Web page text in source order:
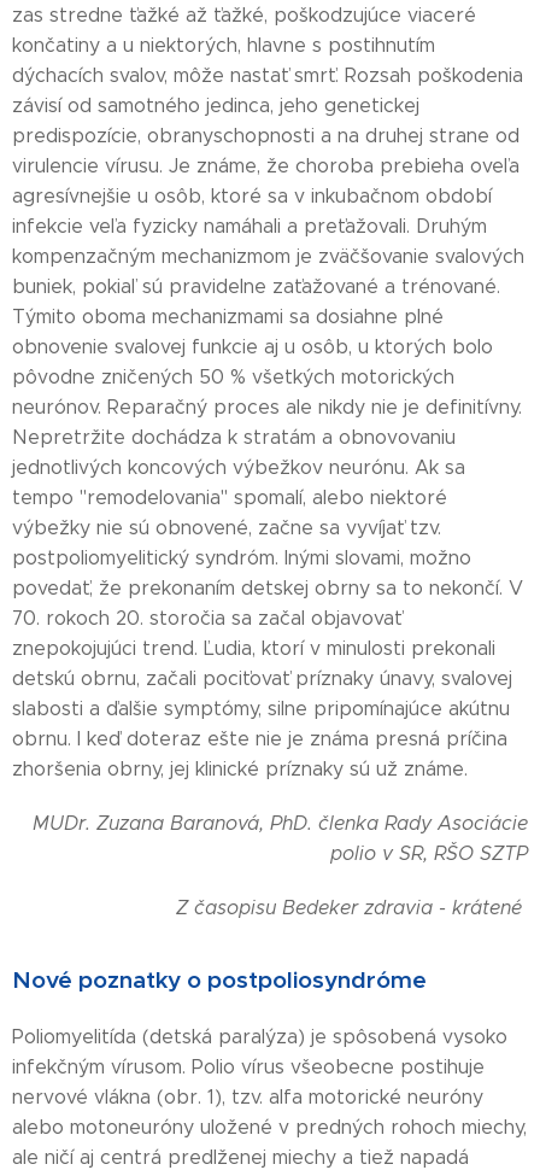
zas stredne ťažké až ťažké, poškodzujúce viaceré
končatiny a u niektorých, hlavne s postihnutím
dýchacích svalov, môže nastať smrť. Rozsah poškodenia
závisí od samotného jedinca, jeho genetickej
predispozície, obranyschopnosti a na druhej strane od
virulencie vírusu. Je známe, že choroba prebieha oveľa
agresívnejšie u osôb, ktoré sa v inkubačnom období
infekcie veľa fyzicky namáhali a preťažovali. Druhým
kompenzačným mechanizmom je zväčšovanie svalových
buniek, pokiaľ sú pravidelne zaťažované a trénované.
Týmito oboma mechanizmami sa dosiahne plné
obnovenie svalovej funkcie aj u osôb, u ktorých bolo
pôvodne zničených 50 % všetkých motorických
neurónov. Reparačný proces ale nikdy nie je definitívny.
Nepretržite dochádza k stratám a obnovovaniu
jednotlivých koncových výbežkov neurónu. Ak sa
tempo "remodelovania" spomalí, alebo niektoré
výbežky nie sú obnovené, začne sa vyvíjať tzv.
postpoliomyelitický syndróm. Inými slovami, možno
povedať, že prekonaním detskej obrny sa to nekončí. V
70. rokoch 20. storočia sa začal objavovať
znepokojujúci trend. Ľudia, ktorí v minulosti prekonali
detskú obrnu, začali pociťovať príznaky únavy, svalovej
slabosti a ďalšie symptómy, silne pripomínajúce akútnu
obrnu. I keď doteraz ešte nie je známa presná príčina
zhoršenia obrny, jej klinické príznaky sú už známe.
MUDr. Zuzana Baranová, PhD. členka Rady Asociácie
polio v SR, RŠO SZTP
Z časopisu Bedeker zdravia - krátené
Nové poznatky o postpoliosyndróme
Poliomyelitída (detská paralýza) je spôsobená vysoko
infekčným vírusom. Polio vírus všeobecne postihuje
nervové vlákna (obr. 1), tzv. alfa motorické neuróny
alebo motoneuróny uložené v predných rohoch miechy,
ale ničí aj centrá predlženej miechy a tiež napadá